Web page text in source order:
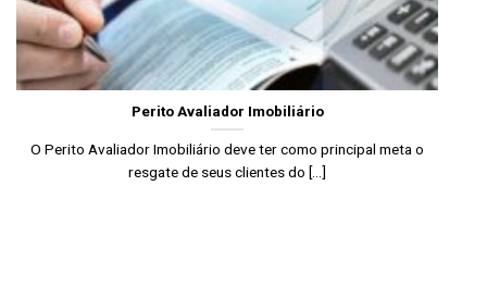
Perito Avaliador Imobiliário
O Perito Avaliador Imobiliário deve ter como principal meta o
resgate de seus clientes do [...]